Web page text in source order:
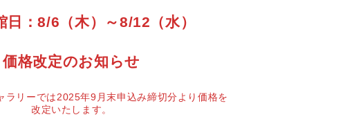
日：8/6（木）～8/12（水）
価格改定のお知らせ
ラリーでは2025年9月末申込み締切分より価格を
改定いたします。